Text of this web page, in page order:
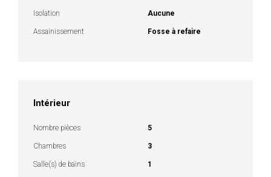
Isolation Aucune
Assainissement Fosse à refaire
Intérieur
Nombre pièces 5
Chambres 3
Salle(s) de bains 1